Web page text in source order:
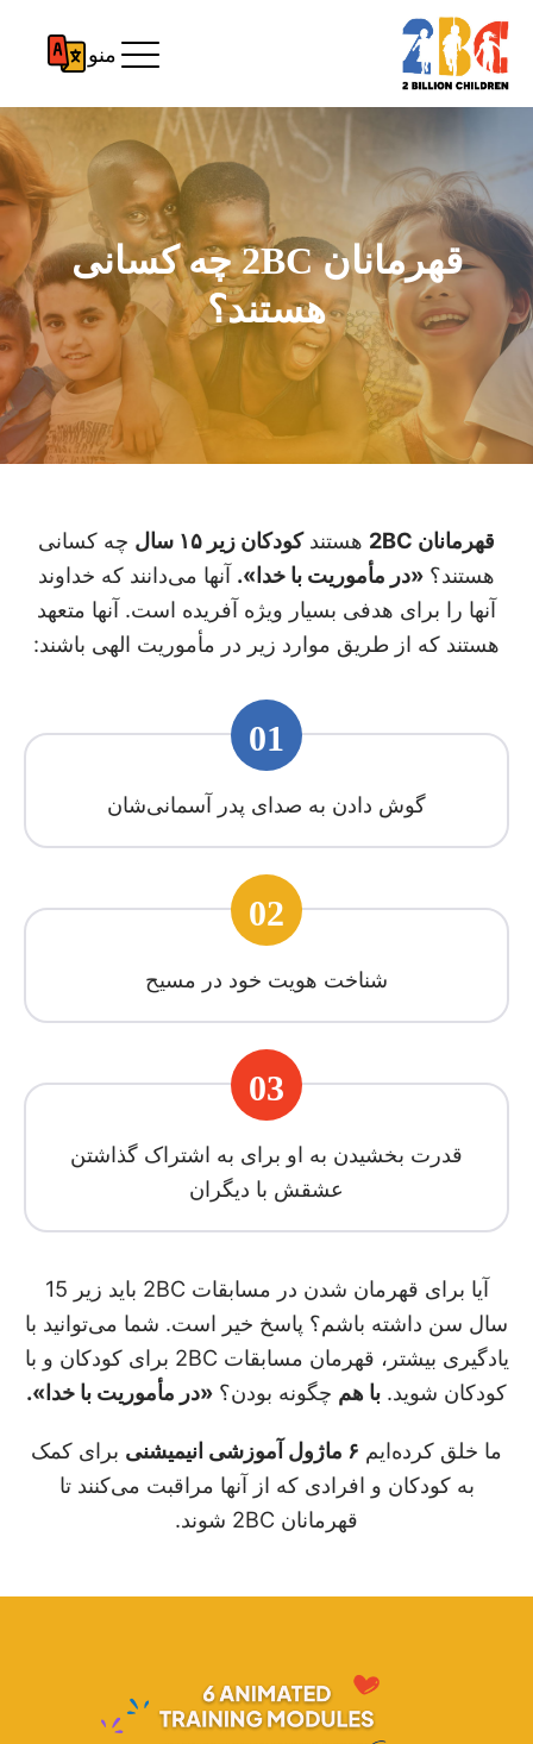
منو
قهرمانان 2BC چه کسانی
هستند؟
قهرمانان 2BC هستندکودکان زیر ۱۵ سال
چه کسانی
هستند؟ «در مأموریت با خدا». آنها می‌دانند که خداوند
آنها را برای هدفی بسیار ویژه آفریده است. آنها متعهد
هستند که از طریق موارد زیر در مأموریت الهی باشند:
01
گوش دادن به صدای پدر آسمانی‌شان
02
شناخت هویت خود در مسیح
03
قدرت بخشیدن به او برای به اشتراک گذاشتن
عشقش با دیگران
آیا برای قهرمان شدن در مسابقات 2BC باید زیر 15
سال سن داشته باشم؟ پاسخ خیر است. شما می‌توانید با
یادگیری بیشتر، قهرمان مسابقات 2BC برای کودکان و با
کودکان شوید. با هم چگونه بودن؟ «در مأموریت با خدا».
ما خلق کرده‌ایم ۶ ماژول آموزشی انیمیشنی
برای کمک
به کودکان و افرادی که از آنها مراقبت می‌کنند تا
قهرمانان 2BC شوند.